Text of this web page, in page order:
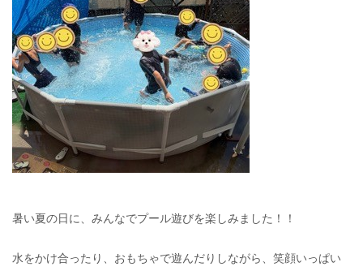
暑い夏の日に、みんなでプール遊びを楽しみました！！
水をかけ合ったり、おもちゃで遊んだりしながら、笑顔いっぱい